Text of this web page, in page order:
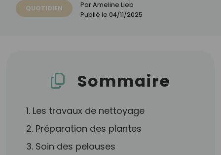
QUOTIDIEN ParAmeline Lieb
Publié le 04/11/2025
Sommaire
1. Les travaux de nettoyage
2. Préparation des plantes
3. Soin des pelouses